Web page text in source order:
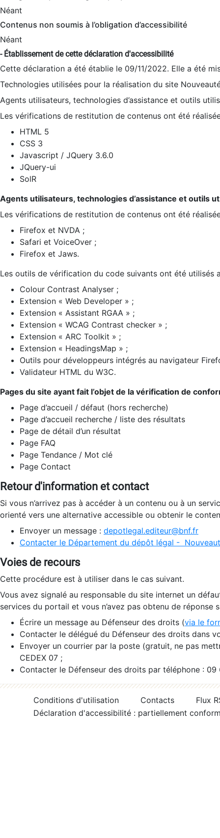
Néant
Contenus non soumis à l’obligation d’accessibilité
Néant
- Établissement de cette déclaration d'accessibilité
Cette déclaration a été établie le 09/11/2022. Elle a été
Technologies utilisées pour la réalisation du site
Agents utilisateurs, technologies d’assistance et outils
Les vérifications de restitution de contenus ont été
HTML 5
CSS 3
Javascript / JQuery 3.6.0
JQuery-ui
SolR
Agents utilisateurs, technologies d’assistance et outils
Les vérifications de restitution de contenus ont été
Firefox et NVDA ;
Safari et VoiceOver ;
Firefox et Jaws.
Les outils de vérification du code suivants ont été utilisés
Colour Contrast Analyser ;
Extension « Web Developer » ;
Extension « Assistant RGAA » ;
Extension « WCAG Contrast checker » ;
Extension « ARC Toolkit » ;
Extension « HeadingsMap » ;
Outils pour développeurs intégrés au navigateur
Validateur HTML du W3C.
Pages du site ayant fait l’objet de la vérification de
Page d’accueil / défaut (hors recherche)
Page d’accueil recherche / liste des résultats
Page de détail d’un résultat
Page FAQ
Page Tendance / Mot clé
Page Contact
Retour d'information et contact
Si vous n’arrivez pas à accéder à un contenu ou à un
orienté vers une alternative accessible ou obtenir le
Envoyer un message : depotlegal.editeur@bnf.fr
Contacter le Département du dépôt légal -
Voies de recours
Cette procédure est à utiliser dans le cas suivant.
Vous avez signalé au responsable du site internet un
services du portail et vous n’avez pas obtenu de réponse
Écrire un message au Défenseur des droits (via le
Contacter le délégué du Défenseur des droits dans
Envoyer un courrier par la poste (gratuit, ne pas
CEDEX 07 ;
Contacter le Défenseur des droits par téléphone :
Conditions d'utilisation Contacts
Flux
Déclaration d'accessibilité : partiellement